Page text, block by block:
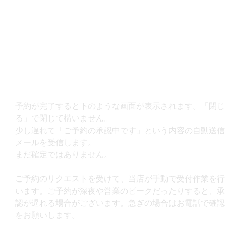
予約が完了すると下のような画面が表示されます。「閉じ
る」で閉じて構いません。
少し遅れて「ご予約の承認中です」という内容の自動送信
メールを受信します。
まだ確定ではありません。
ご予約のリクエストを受けて、当店が手動で受付作業を行
います。ご予約が深夜や営業のピークだったりすると、承
認が遅れる場合がございます。急ぎの場合はお電話で確認
をお願いします。